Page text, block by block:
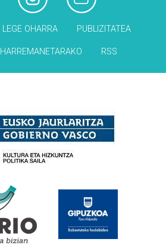
LEGE OHARRA PUBLIZITATEA
HARREMANETARAKO RSS